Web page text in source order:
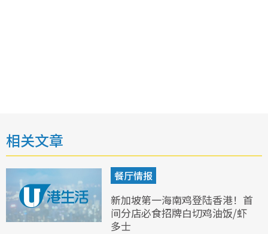
相关文章
餐厅情报
新加坡第一海南鸡登陆香港！首
间分店必食招牌白切鸡油饭/虾
多士